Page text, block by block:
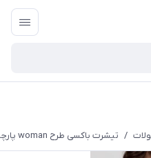
google-site-
/ تیشرت باکسی طرح woman پارچه سوپر پنبه مناسب آقایان و خانم ها